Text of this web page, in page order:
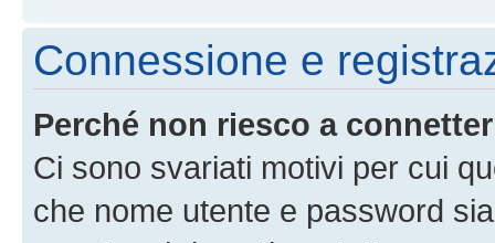
Connessione e
Perché non riesco a
Ci sono svariati motivi per cui
che nome utente e password